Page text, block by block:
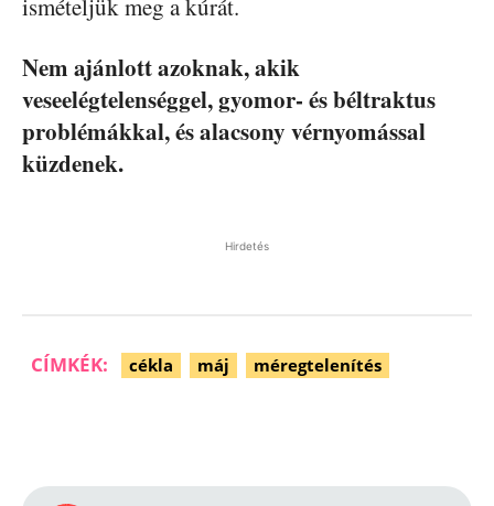
ismételjük meg a kúrát.
Nem ajánlott azoknak, akik
veseelégtelenséggel, gyomor- és béltraktus
problémákkal, és alacsony vérnyomással
küzdenek.
Hirdetés
CÍMKÉK: cékla máj méregtelenítés